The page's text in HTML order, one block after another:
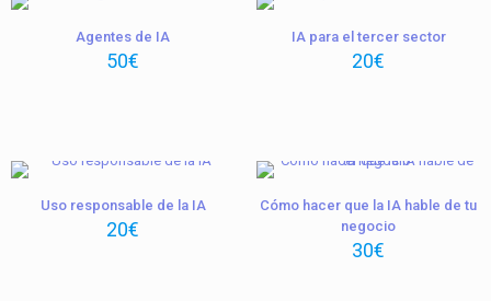
Agentes de IA
50€
IA para el tercer sector
20€
Uso responsable de la IA
20€
Cómo hacer que la IA hable de tu
negocio
30€